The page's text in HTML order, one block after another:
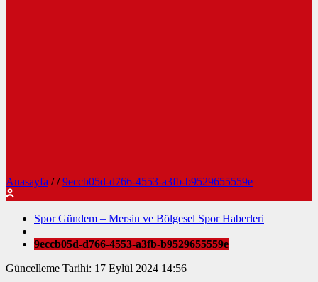
Anasayfa / / 9eccb05d-d766-4553-a3fb-b9529655559e
Spor Gündem – Mersin ve Bölgesel Spor Haberleri
9eccb05d-d766-4553-a3fb-b9529655559e
Güncelleme Tarihi: 17 Eylül 2024 14:56